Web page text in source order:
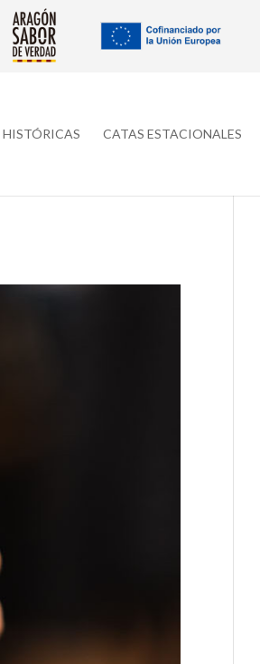
CATAS ESTACIONALES